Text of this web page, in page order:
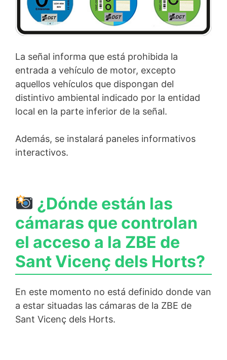
La señal informa que está prohibida la
entrada a vehículo de motor, excepto
aquellos vehículos que dispongan del
distintivo ambiental indicado por la entidad
local en la parte inferior de la señal.
Además, se instalará paneles informativos
interactivos.
¿Dónde están las
cámaras que controlan
el acceso a la ZBE de
Sant Vicenç dels Horts?
En este momento no está definido donde van
a estar situadas las cámaras de la ZBE de
Sant Vicenç dels Horts.